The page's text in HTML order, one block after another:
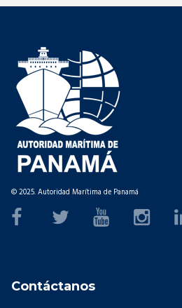
© 2025. Autoridad Marítima de Panamá
Contáctanos